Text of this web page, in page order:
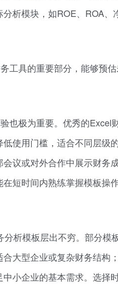
析模块，如ROE、ROA
工具的重要部分，能够预
也极为重要。优秀的Excel
使用门槛，适合不同层级
议或对外合作中展示财务
短时间内熟练掌握模板操
析模板层出不穷。部分模
大型企业或复杂财务结构
小企业的基本需求。选择